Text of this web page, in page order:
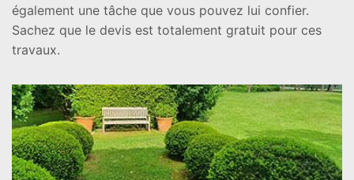
également une tâche que vous pouvez lui confier.
Sachez que le devis est totalement gratuit pour ces
travaux.